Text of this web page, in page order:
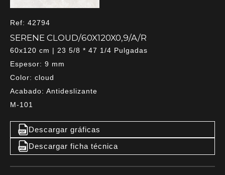
Ref: 42794
SERENE CLOUD/60X120X0,9/A/R
60x120 cm | 23 5/8 * 47 1/4 Pulgadas
Espesor: 9 mm
Color: cloud
Acabado: Antideslizante
M-101
Descargar gráficas
Descargar ficha técnica